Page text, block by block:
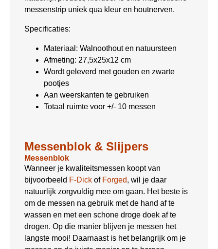
messenstrip uniek qua kleur en houtnerven.
Specificaties:
Materiaal: Walnoothout en natuursteen
Afmeting: 27,5x25x12 cm
Wordt geleverd met gouden en zwarte
pootjes
Aan weerskanten te gebruiken
Totaal ruimte voor +/- 10 messen
Messenblok & Slijpers
Messenblok
Wanneer je kwaliteitsmessen koopt van
bijvoorbeeld F-Dick of Forged, wil je daar
natuurlijk zorgvuldig mee om gaan. Het beste is
om de messen na gebruik met de hand af te
wassen en met een schone droge doek af te
drogen. Op die manier blijven je messen het
langste mooi! Daarnaast is het belangrijk om je